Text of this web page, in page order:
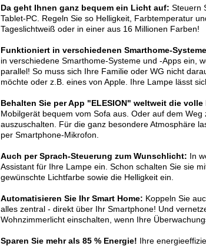
Da geht Ihnen ganz bequem ein Licht auf: Steuern
Tablet-PC. Regeln Sie so Helligkeit, Farbtemperatur
Tageslichtweiß oder in einer aus 16 Millionen Farben!
Funktioniert in verschiedenen Smarthome-
in verschiedene Smarthome-Systeme und -Apps ein,
parallel! So muss sich Ihre Familie oder WG nicht
möchte oder z.B. eines von Apple. Ihre Lampe lässt
Behalten Sie per App "ELESION" weltweit die
Mobilgerät bequem vom Sofa aus. Oder auf dem
auszuschalten. Für die ganz besondere Atmosphäre
per Smartphone-Mikrofon.
Auch per Sprach-Steuerung zum Wunschlicht: In
Assistant für Ihre Lampe ein. Schon schalten Sie sie
gewünschte Lichtfarbe sowie die Helligkeit ein.
Automatisieren Sie Ihr Smart Home: Koppeln Sie
alles zentral - direkt über Ihr Smartphone! Und
Wohnzimmerlicht einschalten, wenn Ihre
Sparen Sie mehr als 85 % Energie! Ihre